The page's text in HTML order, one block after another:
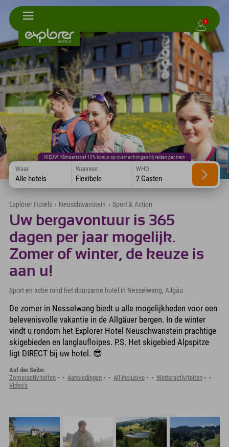
1
NIEUW: Klimaattarief 10% bonus op overnachtingen bij reizen per trein
Waar
Alle hotels
Wanneer
Flexibele
WHO
2 Gasten
Explorer Hotels › Neuschwanstein › Sport & Action
Uw bergavontuur is 365
dagen per jaar mogelijk.
Zomer of winter, de keuze is
aan u!
Sport en actie rond het duurzame hotel in Nesselwang, Allgäu
De zomer in Nesselwang biedt u alle mogelijkheden voor een
belevenisvolle vakantie in de Allgäuer bergen. In de winter
vindt u rondom het Explorer Hotel Neuschwanstein prachtige
skigebieden en langlaufloipes. P.S. Het skigebied Alpspitze
ligt DIRECT bij uw hotel. 😎
Auf der Seite:
Zomeractiviteiten
Aanbiedingen All-inclusive
Winteractiviteiten
Video's